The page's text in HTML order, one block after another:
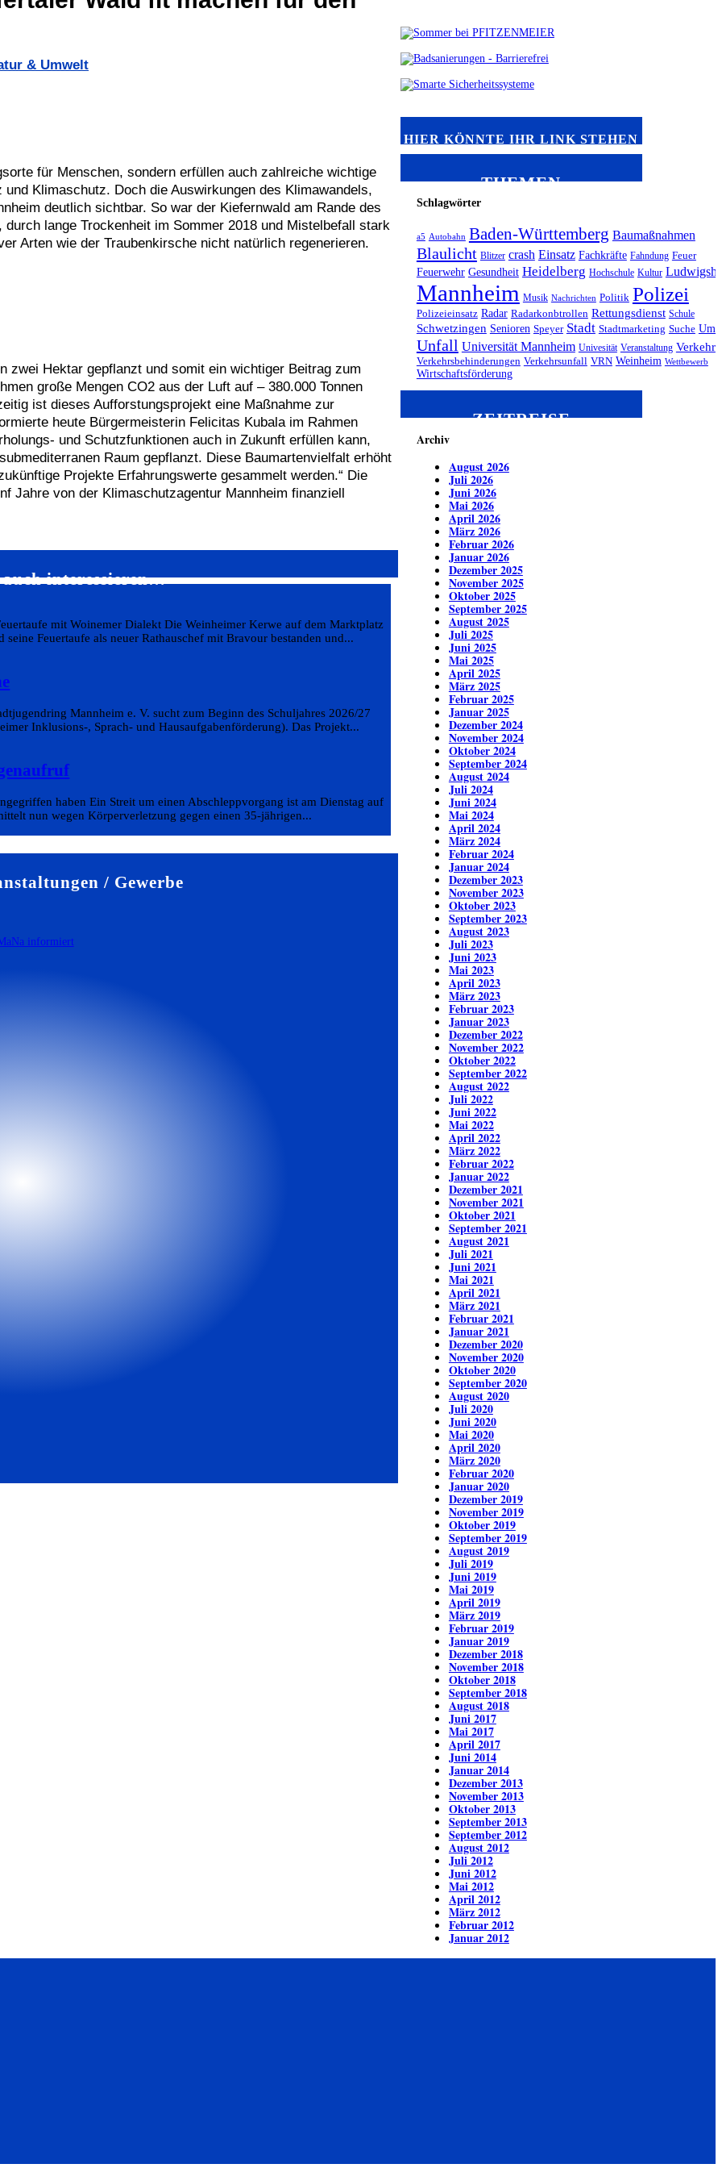
& Umwelt
für Menschen, sondern erfüllen auch zahlreiche wichtige
Klimaschutz. Doch die Auswirkungen des Klimawandels,
deutlich sichtbar. So war der Kiefernwald am Rande des
lange Trockenheit im Sommer 2018 und Mistelbefall stark
Arten wie der Traubenkirsche nicht natürlich regenerieren.
zwei Hektar gepflanzt und somit ein wichtiger Beitrag zum
große Mengen CO2 aus der Luft auf – 380.000 Tonnen
ist dieses Aufforstungsprojekt eine Maßnahme zur
heute Bürgermeisterin Felicitas Kubala im Rahmen
und Schutzfunktionen auch in Zukunft erfüllen kann,
Raum gepflanzt. Diese Baumartenvielfalt erhöht
Projekte Erfahrungswerte gesammelt werden.“ Die
Jahre von der Klimaschutzagentur Mannheim finanziell
auch interessieren…
mit Woinemer Dialekt Die Weinheimer Kerwe auf dem Marktplatz
Feuertaufe als neuer Rathauschef mit Bravour bestanden und...
Mannheim e. V. sucht zum Beginn des Schuljahres 2026/27
Inklusions-, Sprach- und Hausaufgabenförderung). Das Projekt...
haben Ein Streit um einen Abschleppvorgang ist am Dienstag auf
nun wegen Körperverletzung gegen einen 35-jährigen...
/ Gewerbe
HIER KÖNNTE IHR LINK STEHEN
THEMEN
Schlagwörter
a5 Autobahn Baden-Württemberg Baumaßnahmen
Blaulicht Blitzer crash Einsatz Fachkräfte Fahndung Feuer
Feuerwehr Gesundheit Heidelberg Hochschule Kultur
Mannheim Musik Nachrichten Politik Polizei
Polizeieinsatz Radar Radarkonbtrollen Rettungsdienst Schule
Schwetzingen Senioren Speyer Stadt Stadtmarketing Suche
Unfall Universität Mannheim Univesität Veranstaltung Verkehr
Verkehrsbehinderungen Verkehrsunfall VRN Weinheim Wettbewerb
Wirtschaftsförderung
ZEITREISE
Archiv
August 2026
Juli 2026
Juni 2026
Mai 2026
April 2026
März 2026
Februar 2026
Januar 2026
Dezember 2025
November 2025
Oktober 2025
September 2025
August 2025
Juli 2025
Juni 2025
Mai 2025
April 2025
März 2025
Februar 2025
Januar 2025
Dezember 2024
November 2024
Oktober 2024
September 2024
August 2024
Juli 2024
Juni 2024
Mai 2024
April 2024
März 2024
Februar 2024
Januar 2024
Dezember 2023
November 2023
Oktober 2023
September 2023
August 2023
Juli 2023
Juni 2023
Mai 2023
April 2023
März 2023
Februar 2023
Januar 2023
Dezember 2022
November 2022
Oktober 2022
September 2022
August 2022
Juli 2022
Juni 2022
Mai 2022
April 2022
März 2022
Februar 2022
Januar 2022
Dezember 2021
November 2021
Oktober 2021
September 2021
August 2021
Juli 2021
Juni 2021
Mai 2021
April 2021
März 2021
Februar 2021
Januar 2021
Dezember 2020
November 2020
Oktober 2020
September 2020
August 2020
Juli 2020
Juni 2020
Mai 2020
April 2020
März 2020
Februar 2020
Januar 2020
Dezember 2019
November 2019
Oktober 2019
September 2019
August 2019
Juli 2019
Juni 2019
Mai 2019
April 2019
März 2019
Februar 2019
Januar 2019
Dezember 2018
November 2018
Oktober 2018
September 2018
August 2018
Juni 2017
Mai 2017
April 2017
Juni 2014
Januar 2014
Dezember 2013
November 2013
Oktober 2013
September 2013
September 2012
August 2012
Juli 2012
Juni 2012
Mai 2012
April 2012
März 2012
Februar 2012
Januar 2012